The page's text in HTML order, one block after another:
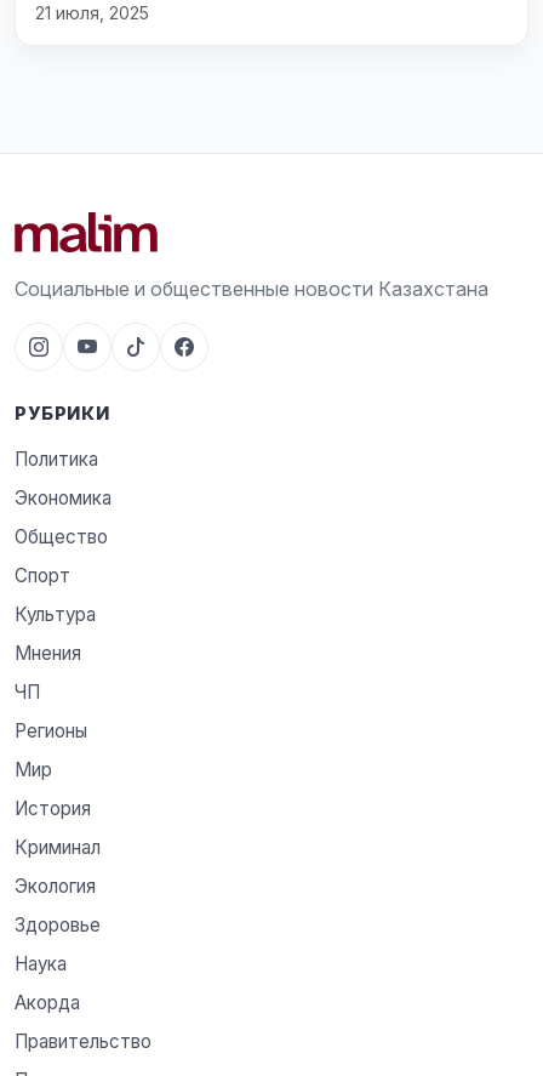
21 июля, 2025
Социальные и общественные новости Казахстана
РУБРИКИ
Политика
Экономика
Общество
Спорт
Культура
Мнения
ЧП
Регионы
Мир
История
Криминал
Экология
Здоровье
Наука
Акорда
Правительство